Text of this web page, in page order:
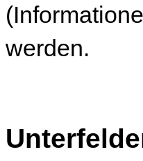
werden.